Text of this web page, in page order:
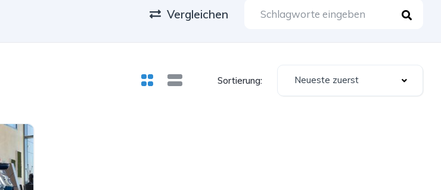
Vergleichen
Sortierung: Neueste zuerst